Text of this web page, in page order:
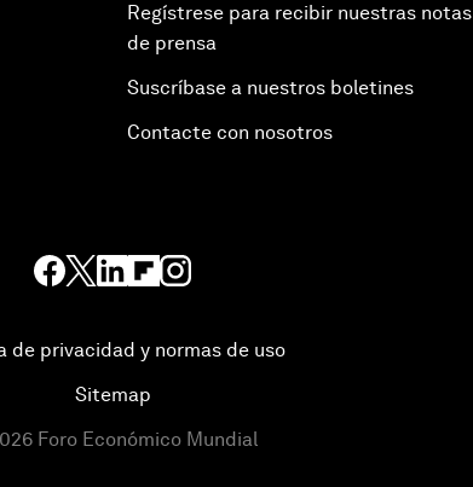
Regístrese para recibir nuestras notas
de prensa
Suscríbase a nuestros boletines
Contacte con nosotros
de privacidad y normas de uso
Sitemap
Foro Económico Mundial